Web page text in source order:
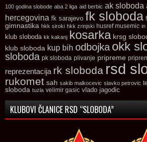
100 godina slobode aba 2 liga aid berbic ak sloboda
hercegovina fk sarajevo fk sloboda
gimnastika hkk siroki hkk zrinjski husref musemic in
klub sloboda kk kakanj kosarka krsg
klub sloboda kup bih odbojka okk
sloboda pk sloboda plivanje pripreme
reprezentacija rk sloboda rsd
rukomet sah sakib malkocevic slavko petrovic
sloboda tuzla velimir gasic vlado jagodic
KLUBOVI ČLANICE RSD “SLOBODA”